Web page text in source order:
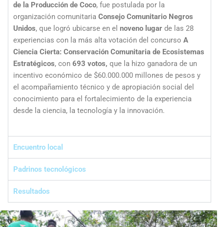
de la Producción de Coco, fue postulada por la
organización comunitaria Consejo Comunitario Negros
Unidos, que logró ubicarse en el noveno lugar de las 28
experiencias con la más alta votación del concurso A
Ciencia Cierta: Conservación Comunitaria de Ecosistemas
Estratégicos, con 693 votos, que la hizo ganadora de un
incentivo económico de $60.000.000 millones de pesos y
el acompañamiento técnico y de apropiación social del
conocimiento para el fortalecimiento de la experiencia
desde la ciencia, la tecnología y la innovación.
Encuentro local
Padrinos tecnológicos
Resultados